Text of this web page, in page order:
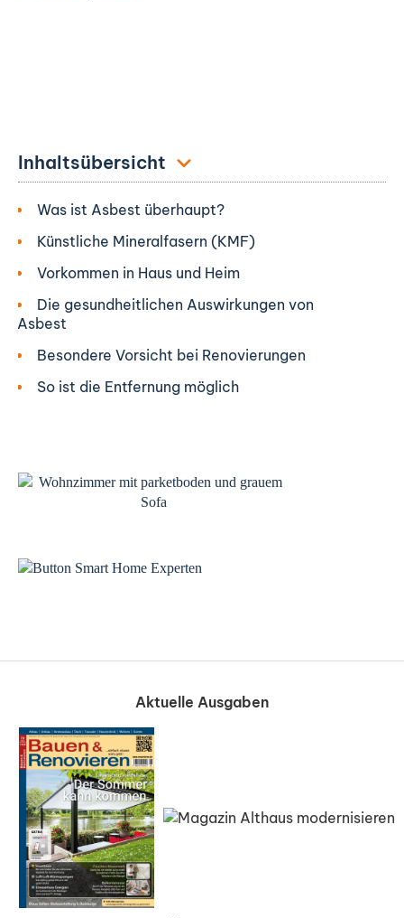
Inhaltsübersicht
Was ist Asbest überhaupt?
Künstliche Mineralfasern (KMF)
Vorkommen in Haus und Heim
Die gesundheitlichen Auswirkungen von
Asbest
Besondere Vorsicht bei Renovierungen
So ist die Entfernung möglich
Aktuelle Ausgaben